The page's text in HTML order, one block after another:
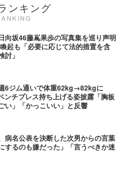
ンキング
向坂46藤嶌果歩の写真集を巡り声明
起も「必要に応じて法的措置を含
討」
6ジム通いで体重62kg→82kgに
ンチプレス持ち上げる姿披露「胸板
い」「かっこいい」と反響
病名公表を決断した次男からの言葉
するのも嫌だった」「言うべきか迷